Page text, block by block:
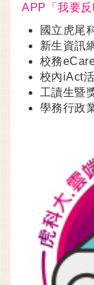
APP「我要
國立虎尾
新生資訊
校務
校內iAct
工讀生暨
學務行政